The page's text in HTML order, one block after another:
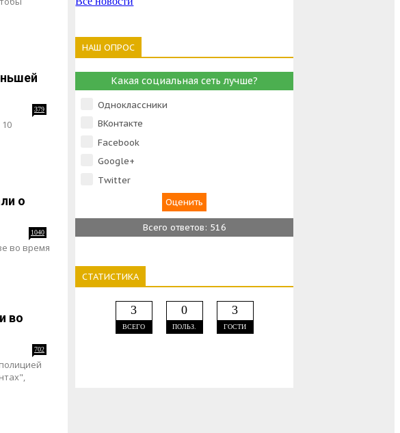
379
о
1040
во время
во
702
НАШ ОПРОС
Какая социальная сеть лучше?
Одноклассники
ВКонтакте
Facebook
Google+
Тwitter
Всего ответов: 516
СТАТИСТИКА
3
ВСЕГО
0
ПОЛЬЗ.
3
ГОСТИ